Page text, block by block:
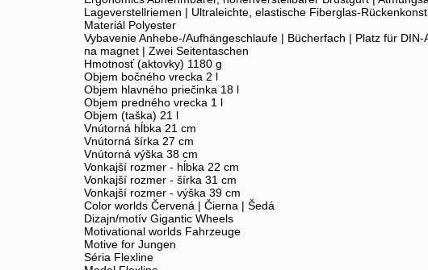
Lageverstellriemen | Ultraleichte, elastische Fiberglas-
Materiál Polyester
Vybavenie Anhebe-/Aufhängeschlaufe | Bücherfach | Platz für
na magnet | Zwei Seitentaschen
Hmotnosť (aktovky) 1180 g
Objem bočného vrecka 2 l
Objem hlavného priečinka 18 l
Objem predného vrecka 1 l
Objem (taška) 21 l
Vnútorná hĺbka 21 cm
Vnútorná šírka 27 cm
Vnútorná výška 38 cm
Vonkajší rozmer - hĺbka 22 cm
Vonkajší rozmer - šírka 31 cm
Vonkajší rozmer - výška 39 cm
Color worlds Červená | Čierna | Šedá
Dizajn/motív Gigantic Wheels
Motivational worlds Fahrzeuge
Motive for Jungen
Séria Flexline